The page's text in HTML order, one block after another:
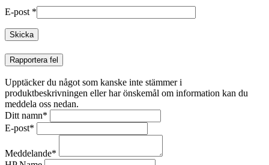
E-post *
Rapportera fel
Upptäcker du något som kanske inte stämmer i
produktbeskrivningen eller har önskemål om information kan du
meddela oss nedan.
Ditt namn*
E-post*
Meddelande*